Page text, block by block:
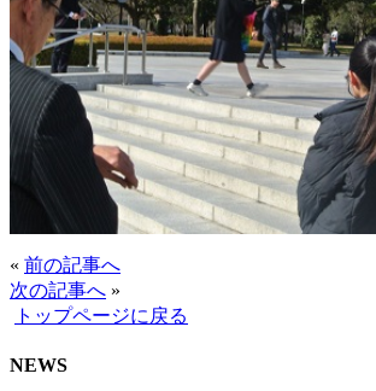
« 前の記事へ
次の記事へ »
トップページに戻る
NEWS